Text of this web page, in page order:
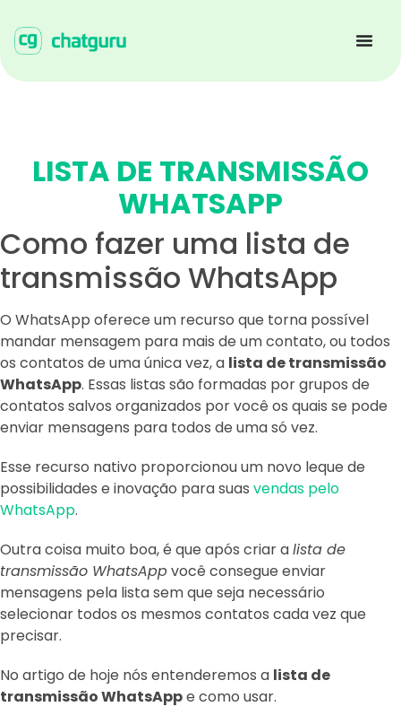
LISTA DE TRANSMISSÃO
WHATSAPP
Como fazer uma lista de
transmissão WhatsApp
O WhatsApp oferece um recurso que torna possível
mandar mensagem para mais de um contato, ou todos
os contatos de uma única vez, a lista de transmissão
WhatsApp. Essas listas são formadas por grupos de
contatos salvos organizados por você os quais se pode
enviar mensagens para todos de uma só vez.
Esse recurso nativo proporcionou um novo leque de
possibilidades e inovação para suas vendas pelo
WhatsApp.
Outra coisa muito boa, é que após criar alista de
transmissão WhatsAppvocê consegue enviar
mensagens pela lista sem que seja necessário
selecionar todos os mesmos contatos cada vez que
precisar.
No artigo de hoje nós entenderemos a lista de
transmissão WhatsAppe como usar.